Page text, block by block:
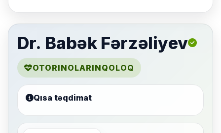
Dr. Babək Fərzəliyev
OTORINOLARINQOLOQ
Qısa təqdimat